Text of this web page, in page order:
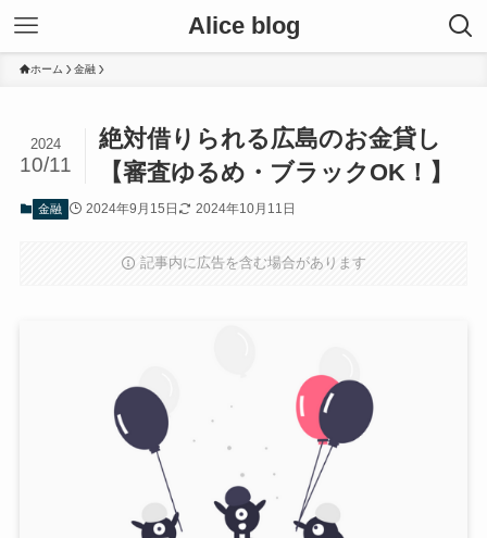
Alice blog
ホーム 金融
絶対借りられる広島のお金貸し
【審査ゆるめ・ブラックOK！】
2024
10/11
金融 2024年9月15日 2024年10月11日
記事内に広告を含む場合があります